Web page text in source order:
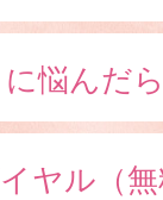
に悩んだ
ヤル（